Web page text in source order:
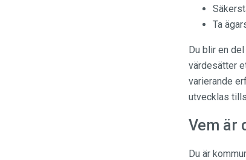
Ta
Du blir en
värdesätter
varierande
utvecklas
Vem är
Du är